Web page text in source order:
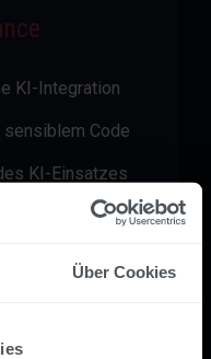
Über Cookies
KI-Integration
sensiblem Code
KI-Einsatzes